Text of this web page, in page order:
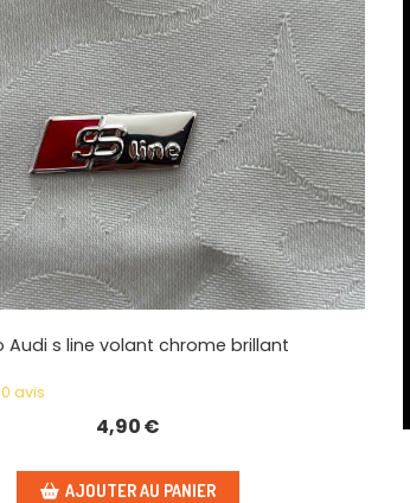
Audi s line volant chrome brillant
0 avis
4,90€
AJOUTER AU PANIER